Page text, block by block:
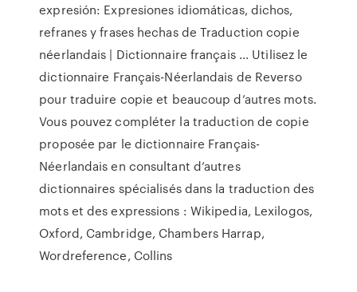
expresión: Expresiones idiomáticas, dichos,
refranes y frases hechas de Traduction copie
néerlandais | Dictionnaire français ... Utilisez le
dictionnaire Français-Néerlandais de Reverso
pour traduire copie et beaucoup d’autres mots.
Vous pouvez compléter la traduction de copie
proposée par le dictionnaire Français-
Néerlandais en consultant d’autres
dictionnaires spécialisés dans la traduction des
mots et des expressions : Wikipedia, Lexilogos,
Oxford, Cambridge, Chambers Harrap,
Wordreference, Collins